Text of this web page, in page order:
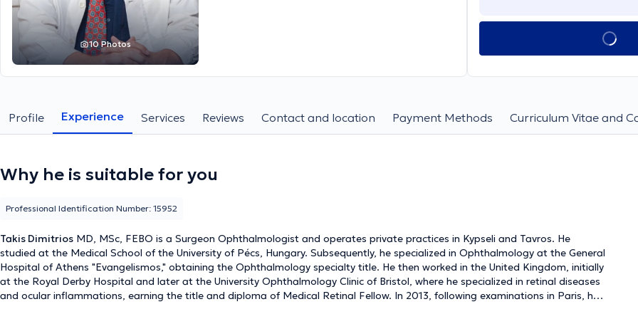
10 Photos
Profile Experience Services Reviews Contact and location Payment Methods Curriculum Vitae and
Why he is suitable for you
Takis Dimitrios MD, MSc, FEBO is a Surgeon Ophthalmologist and operates private practices in Kypseli and Tavros. He
studied at the Medical School of the University of Pécs, Hungary. Subsequently, he specialized in Ophthalmology at the General
Hospital of Athens "Evangelismos," obtaining the Ophthalmology specialty title. He then worked in the United Kingdom, initially
at the Royal Derby Hospital and later at the University Ophthalmology Clinic of Bristol, where he specialized in retinal diseases
and ocular inflammations, earning the title and diploma of Medical Retinal Fellow. In 2013, following examinations in Paris, he
Professional Identification Number: 15952